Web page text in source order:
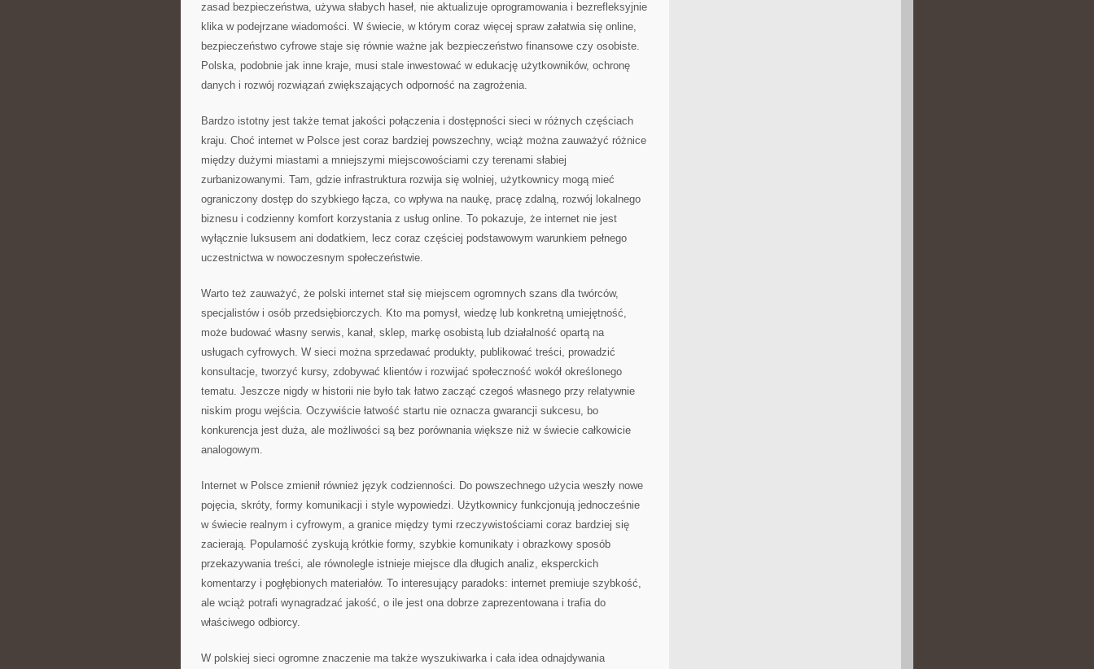
zasad bezpieczeństwa, używa słabych haseł, nie aktualizuje oprogramowania i bezrefleksyjnie
klika w podejrzane wiadomości. W świecie, w którym coraz więcej spraw załatwia się online,
bezpieczeństwo cyfrowe staje się równie ważne jak bezpieczeństwo finansowe czy osobiste.
Polska, podobnie jak inne kraje, musi stale inwestować w edukację użytkowników, ochronę
danych i rozwój rozwiązań zwiększających odporność na zagrożenia.
Bardzo istotny jest także temat jakości połączenia i dostępności sieci w różnych częściach
kraju. Choć internet w Polsce jest coraz bardziej powszechny, wciąż można zauważyć różnice
między dużymi miastami a mniejszymi miejscowościami czy terenami słabiej
zurbanizowanymi. Tam, gdzie infrastruktura rozwija się wolniej, użytkownicy mogą mieć
ograniczony dostęp do szybkiego łącza, co wpływa na naukę, pracę zdalną, rozwój lokalnego
biznesu i codzienny komfort korzystania z usług online. To pokazuje, że internet nie jest
wyłącznie luksusem ani dodatkiem, lecz coraz częściej podstawowym warunkiem pełnego
uczestnictwa w nowoczesnym społeczeństwie.
Warto też zauważyć, że polski internet stał się miejscem ogromnych szans dla twórców,
specjalistów i osób przedsiębiorczych. Kto ma pomysł, wiedzę lub konkretną umiejętność,
może budować własny serwis, kanał, sklep, markę osobistą lub działalność opartą na
usługach cyfrowych. W sieci można sprzedawać produkty, publikować treści, prowadzić
konsultacje, tworzyć kursy, zdobywać klientów i rozwijać społeczność wokół określonego
tematu. Jeszcze nigdy w historii nie było tak łatwo zacząć czegoś własnego przy relatywnie
niskim progu wejścia. Oczywiście łatwość startu nie oznacza gwarancji sukcesu, bo
konkurencja jest duża, ale możliwości są bez porównania większe niż w świecie całkowicie
analogowym.
Internet w Polsce zmienił również język codzienności. Do powszechnego użycia weszły nowe
pojęcia, skróty, formy komunikacji i style wypowiedzi. Użytkownicy funkcjonują jednocześnie
w świecie realnym i cyfrowym, a granice między tymi rzeczywistościami coraz bardziej się
zacierają. Popularność zyskują krótkie formy, szybkie komunikaty i obrazkowy sposób
przekazywania treści, ale równolegle istnieje miejsce dla długich analiz, eksperckich
komentarzy i pogłębionych materiałów. To interesujący paradoks: internet premiuje szybkość,
ale wciąż potrafi wynagradzać jakość, o ile jest ona dobrze zaprezentowana i trafia do
właściwego odbiorcy.
W polskiej sieci ogromne znaczenie ma także wyszukiwarka i cała idea odnajdywania